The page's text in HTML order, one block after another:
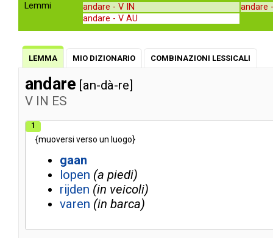
Lemmi andare - V IN
andare
andare - V AU
LEMMA MIO DIZIONARIO COMBINAZIONI LESSICALI
andare [an-dà-re]
V IN ES
1
{muoversi verso un luogo}
gaan
lopen a piedi
rijden in veicoli
varen in barca